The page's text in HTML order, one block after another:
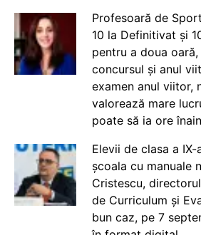
Profesoară de
10 la Definitivat și
pentru a doua
concursul și anul
examen anul viitor,
valorează mare
poate să ia ore
Elevii de clasa a
școala cu manuale
Cristescu,
de Curriculum și
bun caz, pe 7